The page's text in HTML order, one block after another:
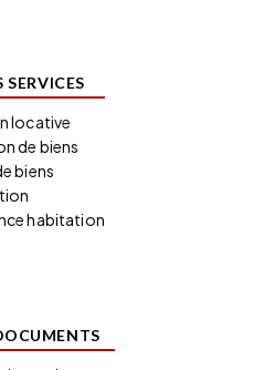
SERVICES
locative
de biens
biens
habitation